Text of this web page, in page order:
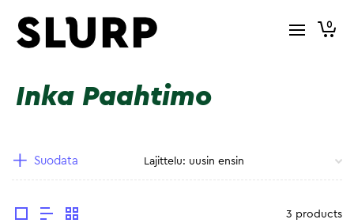
0
Inka Paahtimo
Suodata
3 products